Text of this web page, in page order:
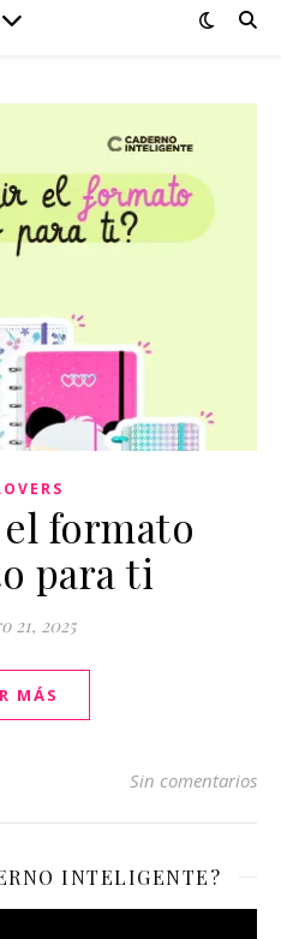
formato
para ti
21, 2025
MÁS
Sin comentarios
INTELIGENTE?